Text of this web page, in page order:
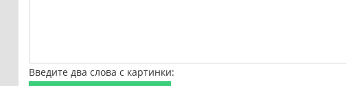
Введите два слова с картинки: